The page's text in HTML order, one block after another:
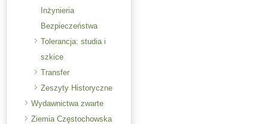
Inżynieria
Bezpieczeństwa
Tolerancja: studia i
szkice
Transfer
Zeszyty Historyczne
Wydawnictwa zwarte
Ziemia Częstochowska